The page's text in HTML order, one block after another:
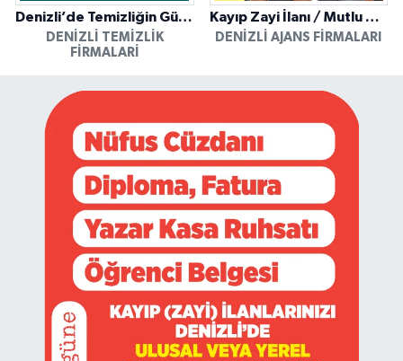
Denizli’de Temizliğin Güvenilir Adresi: Özkan Yerinde Yıkama
DENIZLI TEMIZLIK
FIRMALARI
Kayıp Zayi İlanı / Mutlu Ajans / Denizli
DENIZLI AJANS FIRMALARI